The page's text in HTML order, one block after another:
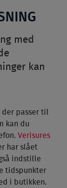
med
kan
passer til
kan du
Verisures
har slået
indstille
tidspunkter
i butikken.